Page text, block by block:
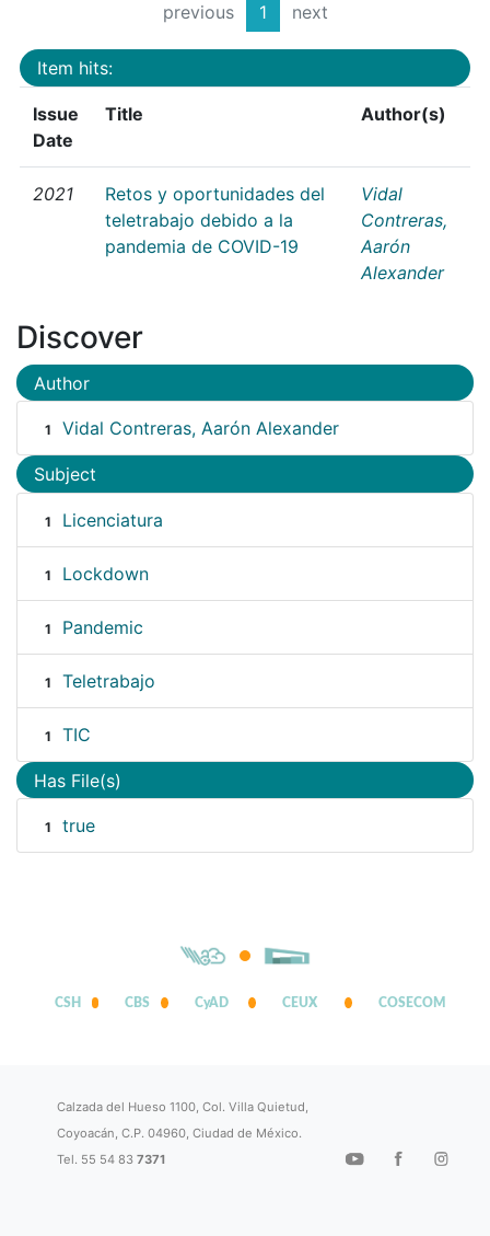
previous 1 next
Item hits:
Issue
Date
Title Author(s)
2021
Retos y oportunidades del
teletrabajo debido a la
pandemia de COVID-19
Vidal
Contreras,
Aarón
Alexander
Discover
Author
1 Vidal Contreras, Aarón Alexander
Subject
1 Licenciatura
1 Lockdown
1 Pandemic
1 Teletrabajo
1 TIC
Has File(s)
1 true
CSH CBS CyAD CEUX COSECOM
Calzada del Hueso 1100, Col. Villa Quietud,
Coyoacán, C.P. 04960, Ciudad de México.
Tel. 55 54 837371